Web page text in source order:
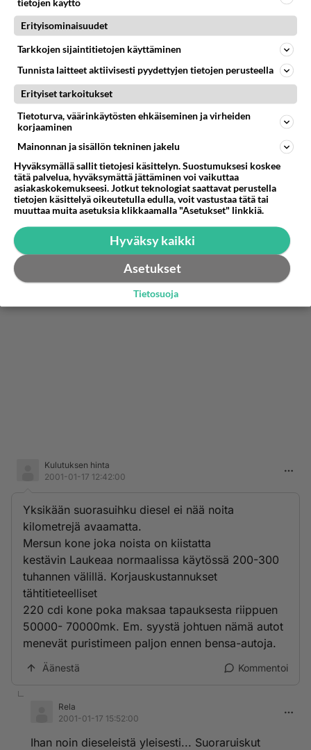
on ollut lämmityslaitteen moottorin "loppuminen".
Äänestä
disel
kyl golfi kestää... mut huollot on tärkeet,. niinkuin
muissakin ajokeissa.. mut mesen edelle ei ole
kilsaa. mut öljytikun nostoym.ym huoltotoimen
pitee tärkeitä niinkuin muissakin autoissa..!!!
Äänestä Kommentoi
Kulutuksen hinta
2001-01-17 12:42:00
Yksikään suorasuihku diesel ei nää noita
kilometrejä avaamatta.
Mersun kone joka noista on kiistatta
kestävin Laukeaa normaalissa käytössä 200-300
tuhannen välillä. Korjauskustannukset
tähtitieteelliset
220 cdi kone poka maksaa tapauksesta riippuen
50000- 70000mk. Em. syystä johtuen nämä autot
menevät puristimeen paljon ennen bensa-autoja.
Äänestä Kommentoi
Rela
2001-01-17 15:52:00
Ihan noin dieseleistä yleisesti... Suoraruiskut
tietojen käyttö
Erityisominaisuudet
Tarkkojen sijaintitietojen käyttäminen
Tunnista laitteet aktiivisesti pyydettyjen tietojen perusteella
Erityiset tarkoitukset
Tietoturva, väärinkäytösten ehkäiseminen ja virheiden
korjaaminen
Mainonnan ja sisällön tekninen jakelu
Hyväksymällä sallit tietojesi käsittelyn. Suostumuksesi koskee
tätä palvelua, hyväksymättä jättäminen voi vaikuttaa
asiakaskokemukseesi. Jotkut teknologiat saattavat perustella
tietojen käsittelyä oikeutetulla edulla, voit vastustaa tätä tai
muuttaa muita asetuksia klikkaamalla "Asetukset" linkkiä.
Hyväksy kaikki
Asetukset
Tietosuoja